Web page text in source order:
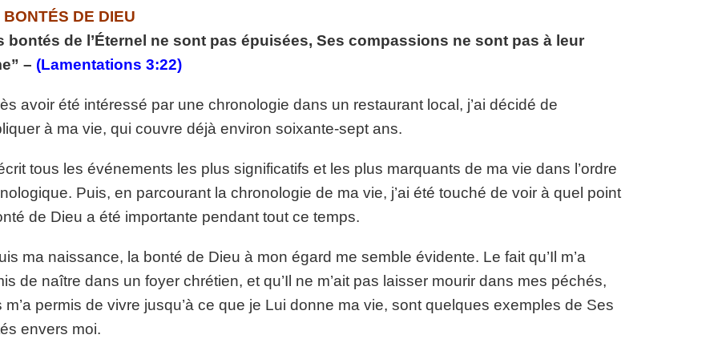
www.lafoiapostolique.org/wp-
lasse-rempli-de-tritesse.mp3
BONTÉS DE DIEU
bontés de l’Éternel ne sont pas épuisées, Ses compassions ne sont pas à leur
– (Lamentations 3:22)
avoir été intéressé par une chronologie dans un restaurant local, j’ai décidé de
à ma vie, qui couvre déjà environ soixante-sept ans.
tous les événements les plus significatifs et les plus marquants de ma vie dans l’ordre
Puis, en parcourant la chronologie de ma vie, j’ai été touché de voir à quel point
de Dieu a été importante pendant tout ce temps.
ma naissance, la bonté de Dieu à mon égard me semble évidente. Le fait qu’Il m’a
de naître dans un foyer chrétien, et qu’Il ne m’ait pas laisser mourir dans mes péchés,
m’a permis de vivre jusqu’à ce que je Lui donne ma vie, sont quelques exemples de Ses
envers moi.